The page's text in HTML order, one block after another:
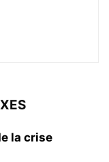
la crise